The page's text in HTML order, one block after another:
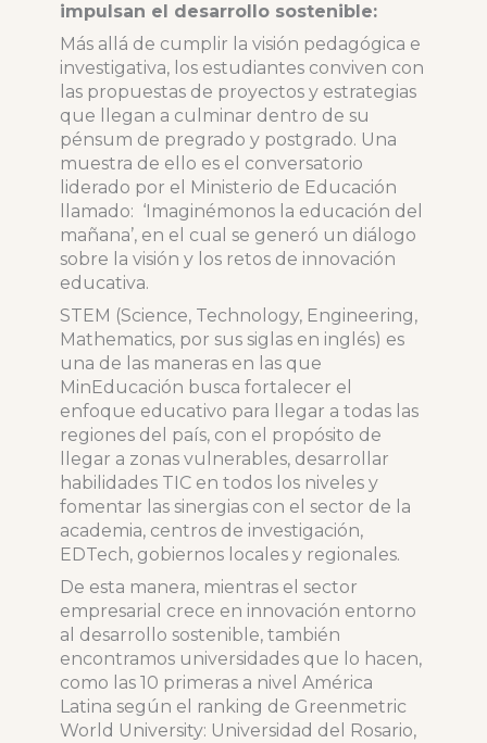
impulsan el desarrollo sostenible:
Más allá de cumplir la visión pedagógica e
investigativa, los estudiantes conviven con
las propuestas de proyectos y estrategias
que llegan a culminar dentro de su
pénsum de pregrado y postgrado. Una
muestra de ello es el conversatorio
liderado por el Ministerio de Educación
llamado: ‘Imaginémonos la educación del
mañana’, en el cual se generó un diálogo
sobre la visión y los retos de innovación
educativa.
STEM (Science, Technology, Engineering,
Mathematics, por sus siglas en inglés) es
una de las maneras en las que
MinEducación busca fortalecer el
enfoque educativo para llegar a todas las
regiones del país, con el propósito de
llegar a zonas vulnerables, desarrollar
habilidades TIC en todos los niveles y
fomentar las sinergias con el sector de la
academia, centros de investigación,
EDTech, gobiernos locales y regionales.
De esta manera, mientras el sector
empresarial crece en innovación entorno
al desarrollo sostenible, también
encontramos universidades que lo hacen,
como las 10 primeras a nivel América
Latina según el ranking de Greenmetric
World University: Universidad del Rosario,